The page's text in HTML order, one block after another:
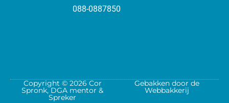
088-0887850
Copyright © 2026 Cor
Spronk, DGA mentor &
Spreker
Gebakken door de
Webbakkerij